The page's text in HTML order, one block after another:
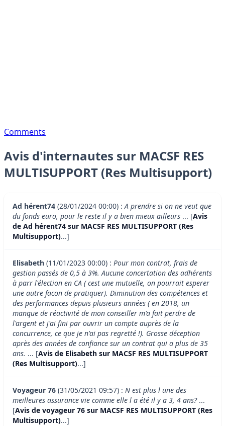
Comments
Avis d'internautes sur MACSF RES
MULTISUPPORT (Res Multisupport)
Ad hérent74 (28/01/2024 00:00) :A prendre si on ne veut que
du fonds euro, pour le reste il y a bien mieux ailleurs ... [Avis
de Ad hérent74 sur MACSF RES MULTISUPPORT (Res
Multisupport)...]
Elisabeth (11/01/2023 00:00) : Pour mon contrat, frais de
gestion passés de 0,5 à 3%. Aucune concertation des adhérents
à parr l'élection en CA ( cest une mutuelle, on pourrait esperer
une autre facon de pratiquer). Diminution des compétences et
des performances depuis plusieurs années ( en 2018, un
manque de réactivité de mon conseiller m'a fait perdre de
l'argent et j'ai fini par ouvrir un compte auprès de la
concurrence, ce que je n'ai pas regretté !). Grosse déception
après des années de confiance sur un contrat qui a plus de 35
ans. ... [Avis de Elisabeth sur MACSF RES MULTISUPPORT
(Res Multisupport)...]
Voyageur 76 (31/05/2021 09:57) : N est plus l une des
meilleures assurance vie comme elle l a été il y a 3, 4 ans?...
[Avis de voyageur 76 sur MACSF RES MULTISUPPORT (Res
Multisupport)...]